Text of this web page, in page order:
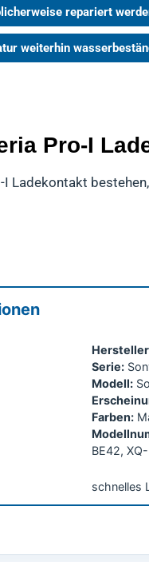
repariert
weiterhin
Pro-I
Ladekontakt
Serie:
Modell:
Farben:
BE42,
schnelles